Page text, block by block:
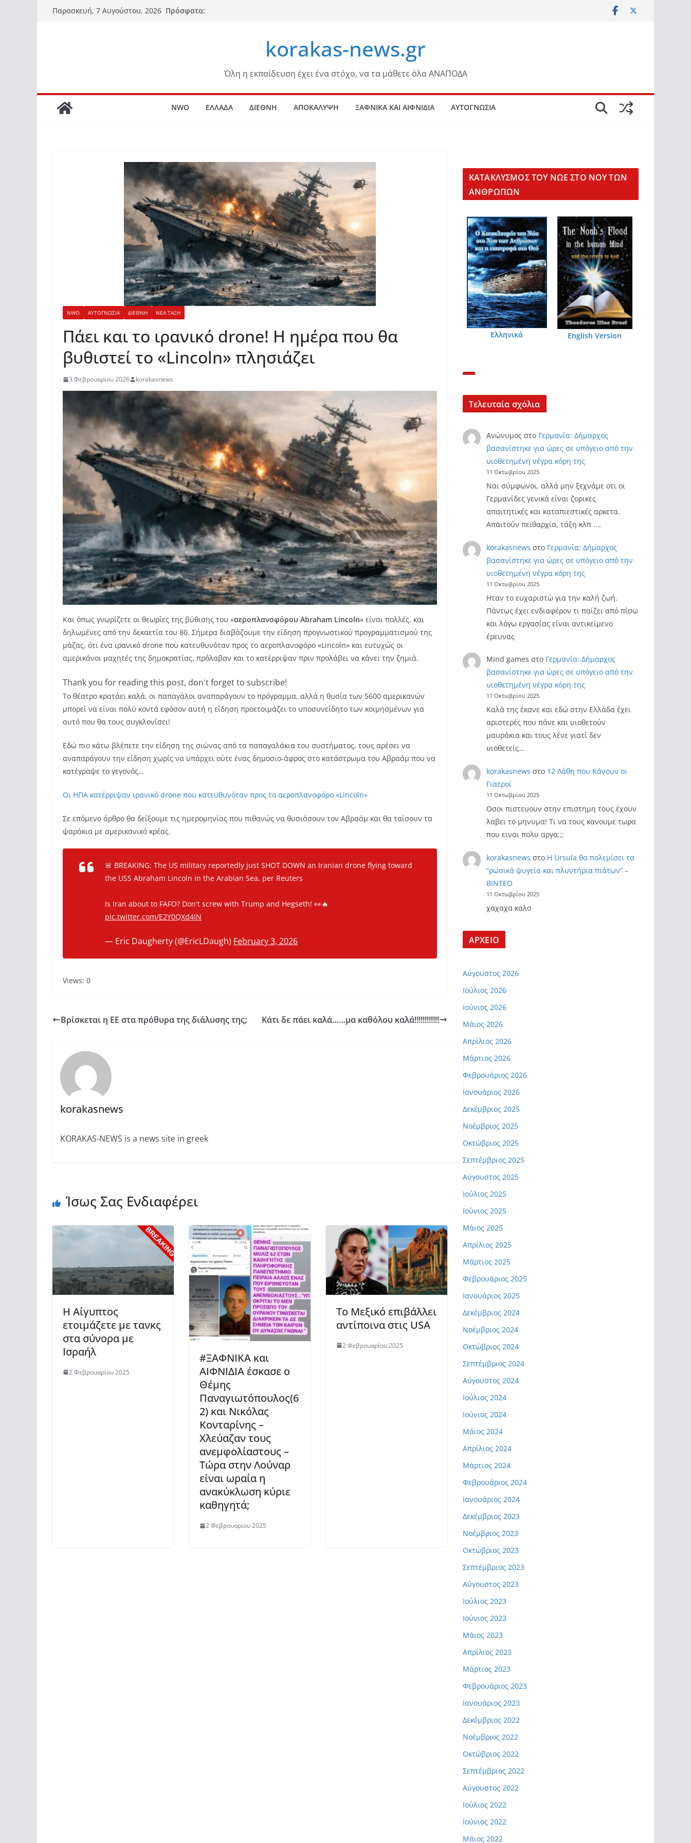
Μετάβαση
Παρασκευή, 7 Αυγούστου, 2026 Πρόσφατα:
korakas-news.gr
Όλη η εκπαίδευση έχει ένα στόχο, να τα μάθετε όλα ΑΝΑΠΟΔΑ
NWO ΕΛΛΑΔΑ ΔΙΕΘΝΗ ΑΠΟΚΑΛΥΨΗ ΞΑΦΝΙΚΑ ΚΑΙ ΑΙΦΝΙΔΙΑ ΑΥΤΟΓΝΩΣΙΑ
NWO ΑΥΤΟΓΝΩΣΙΑ ΔΙΕΘΝΗ ΝΕΑ ΤΑΞΗ
Πάει και το ιρανικό drone! Η ημέρα που θα
βυθιστεί το «Lincoln» πλησιάζει
3 Φεβρουαρίου 2026 korakasnews
Και όπως γνωρίζετε οι θεωρίες της βύθισης του «αεροπλανοφόρου Abraham Lincoln» είναι πολλές, και
δηλωμένες από την δεκαετία του 80. Σήμερα διαβάζουμε την είδηση προγνωστικού προγραμματισμού της
μάζας, ότι ένα ιρανικό drone που κατευθυνόταν προς το αεροπλανοφόρo «Lincoln» και ευτυχώς οι
αμερικάνοι μαχητές της δημοκρατίας, πρόλαβαν και το κατέρριψαν πριν προλάβει να κάνει την ζημιά.
Thank you for reading this post, don't forget to subscribe!
Το θέατρο κρατάει καλά, οι παπαγάλοι αναπαράγουν το πρόγραμμα, αλλά η θυσία των 5600 αμερικανών
μπορεί να είναι πολύ κοντά εφόσον αυτή η είδηση προετοιμάζει το υποσυνείδητο των κοιμησμένων για
αυτό που θα τους συγκλονίσει!
Εδώ πιο κάτω βλέπετε την είδηση της σιώνας από τα παπαγαλάκια του συστήματος, τους αρέσει να
αναπαράγουν την είδηση χωρίς να υπάρχει ούτε ένας δημοσιο-άφρος στο κατάστρωμα του Αβραάμ που να
κατέγραψε το γεγονός…
Οι ΗΠΑ κατέρριψαν ιρανικό drone που κατευθυνόταν προς το αεροπλανοφόρo «Lincoln»
Σε επόμενο άρθρο θα δείξουμε τις ημερομηνίας που πιθανώς να θυσιάσουν τον Αβραάμ και θα ταίσουν τα
ψαράκια με αμερικανικό κρέας.
🚨 BREAKING: The US military reportedly just SHOT DOWN an Iranian drone flying toward
the USS Abraham Lincoln in the Arabian Sea, per Reuters
Is Iran about to FAFO? Don't screw with Trump and Hegseth! 👀🔥
pic.twitter.com/E2Y0QXd4IN
— Eric Daugherty (@EricLDaugh) February 3, 2026
Views: 0
Βρίσκεται η ΕΕ στα πρόθυρα της διάλυσης της; Kάτι δε πάει καλά……μα καθόλου καλά‼️‼️‼️‼️‼️‼️
korakasnews
KORAKAS-NEWS is a news site in greek
Ίσως Σας Ενδιαφέρει
Η Αίγυπτος
ετοιμάζετε με τανκς
στα σύνορα με
Ισραήλ
2 Φεβρουαρίου 2025
#ΞΑΦΝΙΚΑ και
ΑΙΦΝΙΔΙΑ έσκασε ο
Θέμης
Παναγιωτόπουλος(6
2) και Nικόλας
Κονταρίνης –
Χλεύαζαν τους
ανεμφολίαστους –
Τώρα στην Λούναρ
είναι ωραία η
ανακύκλωση κύριε
καθηγητά;
2 Φεβρουαρίου 2025
Το Μεξικό επιβάλλει
αντίποινα στις USA
2 Φεβρουαρίου 2025
KΑΤΑΚΛΥΣΜΟΣ ΤΟΥ ΝΩΕ ΣΤΟ ΝΟΥ ΤΩΝ
ΑΝΘΡΩΠΩΝ
Ελληνικά English Version
Τελευταία σχόλια
Ανώνυμοςστο Γερμανία: Δήμαρχος
βασανίστηκε για ώρες σε υπόγειο από την
υιοθετημένη νέγρα κόρη της
11 Οκτωβρίου 2025
Ναι σύμφωνοι, αλλά μην ξεχνάμε οτι οι
Γερμανίδες γενικά είναι ζορικες
απαιτητικές και καταπιεστικές αρκετα.
Απαιτούν πειθαρχία, τάξη κλπ .…
korakasnews στο Γερμανία: Δήμαρχος
βασανίστηκε για ώρες σε υπόγειο από την
υιοθετημένη νέγρα κόρη της
11 Οκτωβρίου 2025
Ηταν το ευχαριστώ για την καλή ζωή.
Πάντως έχει ενδιαφέρον τι παίζει από πίσω
και λόγω εργασίας είναι αντικείμενο
έρευνας
Mind games στο Γερμανία: Δήμαρχος
βασανίστηκε για ώρες σε υπόγειο από την
υιοθετημένη νέγρα κόρη της
11 Οκτωβρίου 2025
Καλά της έκανε και εδώ στην Ελλάδα έχει
αριστερές που πάνε και υιοθετούν
μαυράκια και τους λένε γιατί δεν
υιοθετείς…
korakasnews στο 12 Λάθη που Κάνουν οι
Γιατροί
11 Οκτωβρίου 2025
Οσοι πιστευουν στην επιστημη τους έχουν
λαβει το μηνυμα! Τι να τους κανουμε τωρα
που ειναι πολυ αργα;;;
korakasnews στο Η Ursula θα πολεμίσει τα
“ρωσικά ψυγεία και πλυντήρια πιάτων” –
ΒΙΝΤΕΟ
11 Οκτωβρίου 2025
χαχαχα καλο
ΑΡΧΕΙΟ
Αύγουστος 2026
Ιούλιος 2026
Ιούνιος 2026
Μάιος 2026
Απρίλιος 2026
Μάρτιος 2026
Φεβρουάριος 2026
Ιανουάριος 2026
Δεκέμβριος 2025
Νοέμβριος 2025
Οκτώβριος 2025
Σεπτέμβριος 2025
Αύγουστος 2025
Ιούλιος 2025
Ιούνιος 2025
Μάιος 2025
Απρίλιος 2025
Μάρτιος 2025
Φεβρουάριος 2025
Ιανουάριος 2025
Δεκέμβριος 2024
Νοέμβριος 2024
Οκτώβριος 2024
Σεπτέμβριος 2024
Αύγουστος 2024
Ιούλιος 2024
Ιούνιος 2024
Μάιος 2024
Απρίλιος 2024
Μάρτιος 2024
Φεβρουάριος 2024
Ιανουάριος 2024
Δεκέμβριος 2023
Νοέμβριος 2023
Οκτώβριος 2023
Σεπτέμβριος 2023
Αύγουστος 2023
Ιούλιος 2023
Ιούνιος 2023
Μάιος 2023
Απρίλιος 2023
Μάρτιος 2023
Φεβρουάριος 2023
Ιανουάριος 2023
Δεκέμβριος 2022
Νοέμβριος 2022
Οκτώβριος 2022
Σεπτέμβριος 2022
Αύγουστος 2022
Ιούλιος 2022
Ιούνιος 2022
Μάιος 2022